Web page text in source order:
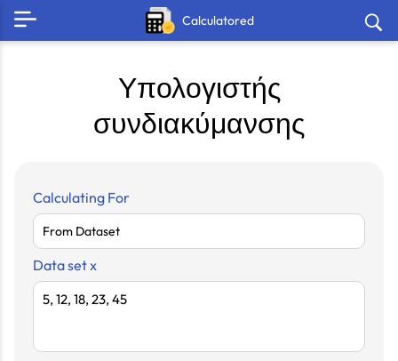
Calculatored
Υπολογιστής
συνδιακύμανσης
Calculating For
Data set x